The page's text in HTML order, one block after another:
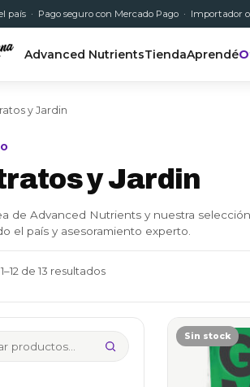
país · Pago seguro con Mercado Pago · Importador
Advanced NutrientsTiendaAprendé
y Jardin
y Jardin
de Advanced Nutrients y nuestra
el país y asesoramiento experto.
de 13 resultadosOrdenado
los
últimos
Sin stock